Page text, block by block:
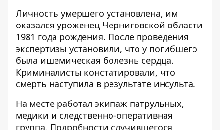
Личность умершего установлена, им
оказался уроженец Черниговской области
1981 года рождения. После проведения
экспертизы установили, что у погибшего
была ишемическая болезнь сердца.
Криминалисты констатировали, что
смерть наступила в результате инсульта.
На месте работал экипаж патрульных,
медики и следственно-оперативная
группа. Подробности случившегося